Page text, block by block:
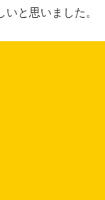
と思いました。